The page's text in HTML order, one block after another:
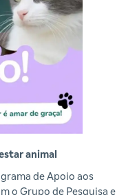
animal
de Apoio aos
o Grupo de Pesquisa e